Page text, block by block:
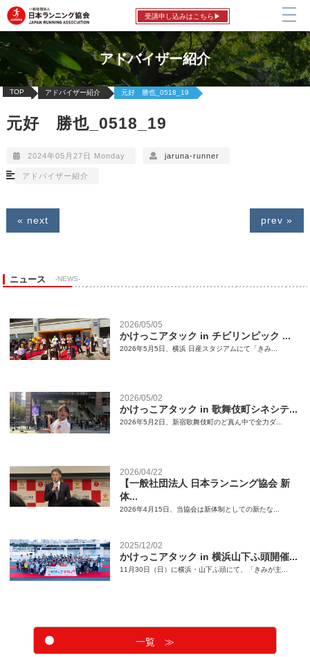
受講申し込みはこちら▶
アドバイザー紹介
TOP アドバイザー紹介 元好 勝也_0518_19
元好 勝也_0518_19
2024年05月27日 Monday jaruna-runner
アドバイザー紹介
« next prev »
ニュース -NEWS-
2026/05/05
かけっこアタック in チビリンピック ...
2026年5月5日、横浜 日産スタジアムにて「きみ...
2026/05/02
かけっこアタック in 歌舞伎町シネシテ...
2026年5月2日、新宿歌舞伎町のど真ん中で全力ダ...
2026/04/22
【一般社団法人 日本ランニング協会 新
体...
2026年4月15日、当協会は新体制としての新たな...
2025/12/02
かけっこアタック in 横浜山下ふ頭開催...
11月30日（日）に横浜・山下ふ頭にて、「きみが主...
一覧 ≫